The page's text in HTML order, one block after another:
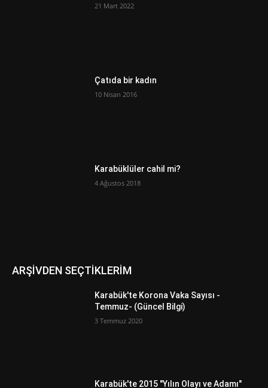
21 Mart 2022
Çatıda bir kadın
10 Nisan 2016
Karabüklüler cahil mi?
4 Ağustos 2018
ARŞİVDEN SEÇTİKLERİM
Karabük'te Korona Vaka Sayısı -
Temmuz- (Güncel Bilgi)
3 Temmuz 2020
Karabük'te 2015 "Yılın Olayı ve Adamı"